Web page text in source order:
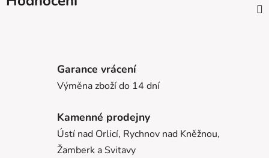
Garance vrácení
Výměna zboží do 14 dní
Kamenné prodejny
Ústí nad Orlicí, Rychnov nad Kněžnou,
Žamberk a Svitavy